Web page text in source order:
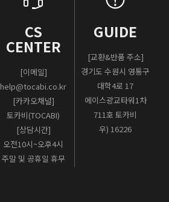
CS
CENTER
[이메일]
help@tocabi.co.kr
[카카오채널]
토카비(TOCABI)
[상담시간]
오전10시~오후4시
주말 및 공휴일 휴무
GUIDE
[교환&반품 주소]
경기도 수원시 영통구
대학4로 17
에이스광교타워1차
711호 토카비
우) 16226